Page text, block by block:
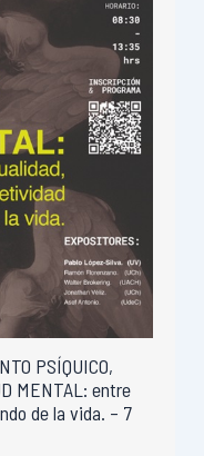
PSÍQUICO,
MENTAL: entre
de la vida. – 7